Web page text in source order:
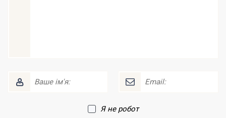
Я не робот